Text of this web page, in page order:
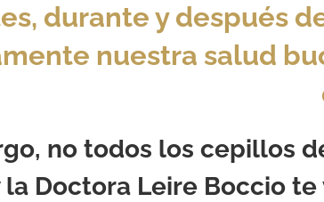
Sonrisa Gingival
durante y después
nuestra salud
no todos los cepillos
Doctora Leire Boccio